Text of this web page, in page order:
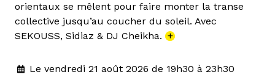
orientaux se mêlent pour faire monter la transe
collective jusqu’au coucher du soleil. Avec
SEKOUSS, Sidiaz & DJ Cheikha. +
Le vendredi 21 août 2026 de 19h30 à 23h30